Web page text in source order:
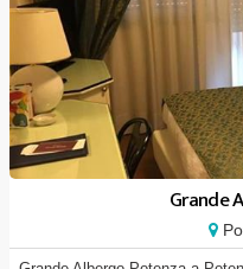
Grande